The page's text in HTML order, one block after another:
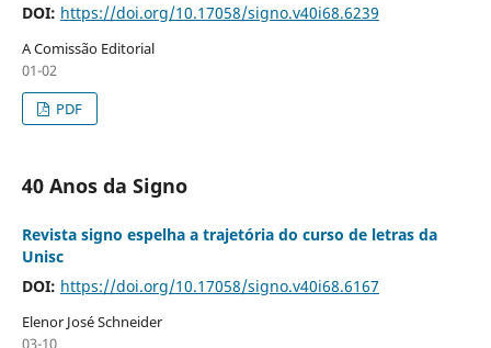
DOI: https://doi.org/10.17058/signo.v40i68.6239
A Comissão Editorial
01-02
PDF
40 Anos da Signo
Revista signo espelha a trajetória do curso de letras da
Unisc
DOI: https://doi.org/10.17058/signo.v40i68.6167
Elenor José Schneider
03-10